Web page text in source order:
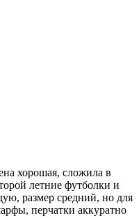
хорошая, сложила в
летние футболки и
размер средний, но для
перчатки аккуратно